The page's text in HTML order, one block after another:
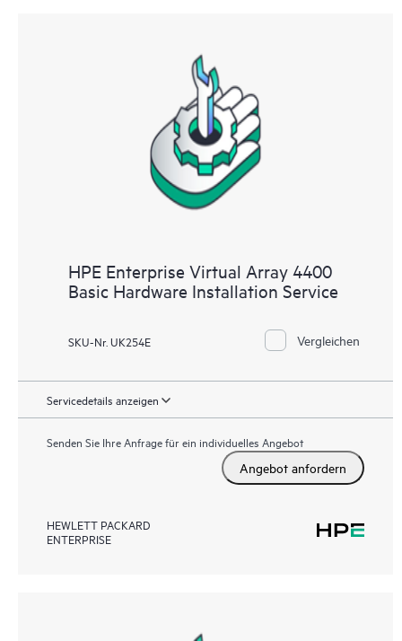
HPE Enterprise Virtual Array 4400
Basic Hardware Installation Service
SKU-Nr. UK254E Vergleichen
Servicedetails anzeigen
Senden Sie Ihre Anfrage für ein individuelles Angebot
Angebot anfordern
HEWLETT PACKARD
ENTERPRISE